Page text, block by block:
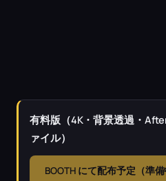
有料版（4K・背景透過・
ァイル）
BOOTH にて配布予定（準備